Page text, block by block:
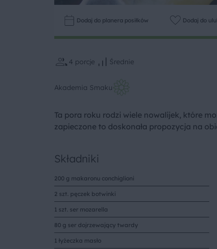
Dodaj do planera posiłków Dodaj do
4 porcje Średnie
Akademia Smaku
Ta pora roku rodzi wiele nowalijek, które
zapieczone to doskonała propozycja na
Składniki
200 g makaronu conchiglioni
2 szt. pęczek botwinki
1 szt. ser mozarella
80 g ser dojrzewający twardy
1 łyżeczka masło